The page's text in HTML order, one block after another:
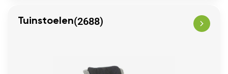
Tuinstoelen(2688)